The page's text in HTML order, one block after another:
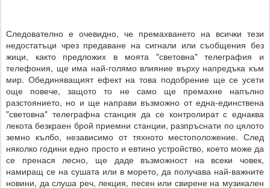
Следователно е очевидно, че премахването на всички тези
недостатъци чрез предаване на сигнали или съобщения без
жици, както предложих в моята "световна" телеграфия и
телефония, ще има най-голямо влияние върху напредъка към
мир. Обединяващият ефект на това подобрение ще се усети
още повече, защото то не само ще премахне напълно
разстоянието, но и ще направи възможно от една-единствена
"световна" телеграфна станция да се контролират с еднаква
лекота безкраен брой приемни станции, разпръснати по цялото
земно кълбо, независимо от тяхното местоположение. След
няколко години едно просто и евтино устройство, което може да
се пренася лесно, ще даде възможност на всеки човек,
намиращ се на сушата или в морето, да получава най-важните
новини, да слуша реч, лекция, песен или свирене на музикален